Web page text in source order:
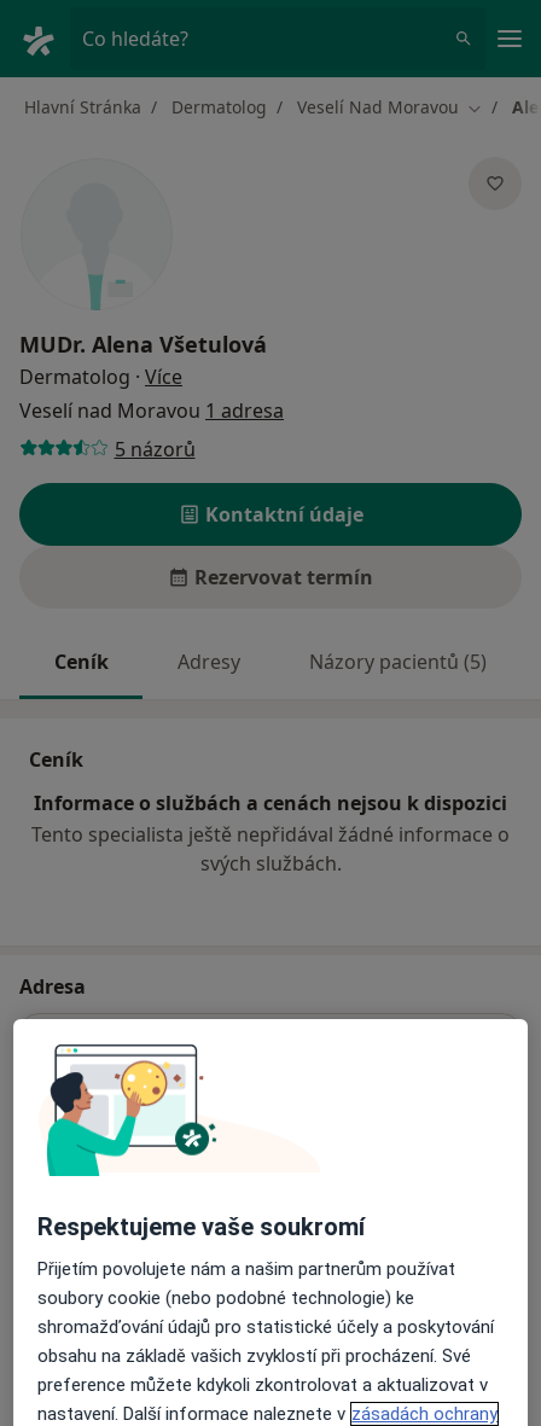
Co hledáte?
Hlavní Stránka Dermatolog Veselí Nad Moravou Změna
MUDr. Alena Všetulová
Dermatolog · Více
Veselí nad Moravou 1 adresa
5 názorů
Kontaktní údaje
Rezervovat termín
Ceník Adresy Názory pacientů (5)
Ceník
Informace o službách a cenách nejsou k dispozici
Tento specialista ještě nepřidával žádné informace o
svých službách.
Adresa
Dermatovenerolog
U polikliniky 1289,
Přiblížit mapu
Dostupnost
Na této adrese online kalendář není aktivní
Co mám v takové situaci udělat?
Způsoby platby (soukromé návštěvy)
Na teto adrese lékař přijímá pacienty na pojišťovnu
Detaily
Respektujeme vaše soukromí
Přijetím povolujete nám a našim partnerům používat
soubory cookie (nebo podobné technologie) ke
shromažďování údajů pro statistické účely a poskytování
obsahu na základě vašich zvyklostí při procházení. Své
preference můžete kdykoli zkontrolovat a aktualizovat v
nastavení. Další informace naleznete v zásadách ochrany